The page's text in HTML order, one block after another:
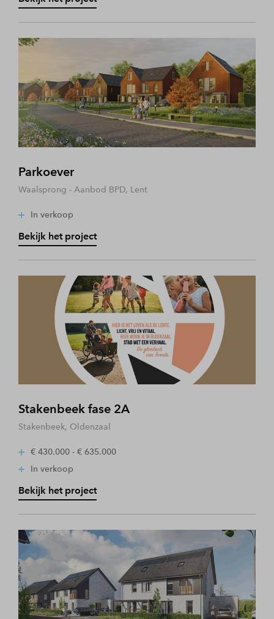
Parkoever
Waalsprong - Aanbod BPD, Lent
In verkoop
Bekijk het project
Stakenbeek fase 2A
Stakenbeek, Oldenzaal
€ 430.000 - € 635.000
In verkoop
Bekijk het project